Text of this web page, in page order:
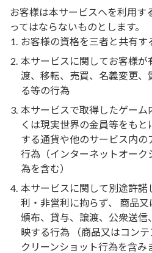
お客様は本サービスへを利用す
ってはならないものとします。
お客様の資格を三者と共有す
本サービスに関してお客様が
渡、移転、売買、名義変更、
る等の行為
本サービスで取得したゲーム
くは現実世界の金員等をも
する通貨や他のサービス内の
行為（インターネットオーク
為を含む）
本サービスに関して別途許諾
利・非営利に拘らず、 商品又
頒布、貸与、譲渡、公衆送信
映する行為 （商品又はコン
クリーンショット行為を含み